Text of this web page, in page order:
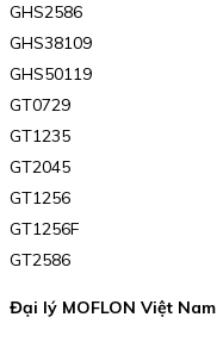
GHS2586
GHS38109
GHS50119
GT0729
GT1235
GT2045
GT1256
GT1256F
GT2586
Đại lý MOFLON Việt Nam